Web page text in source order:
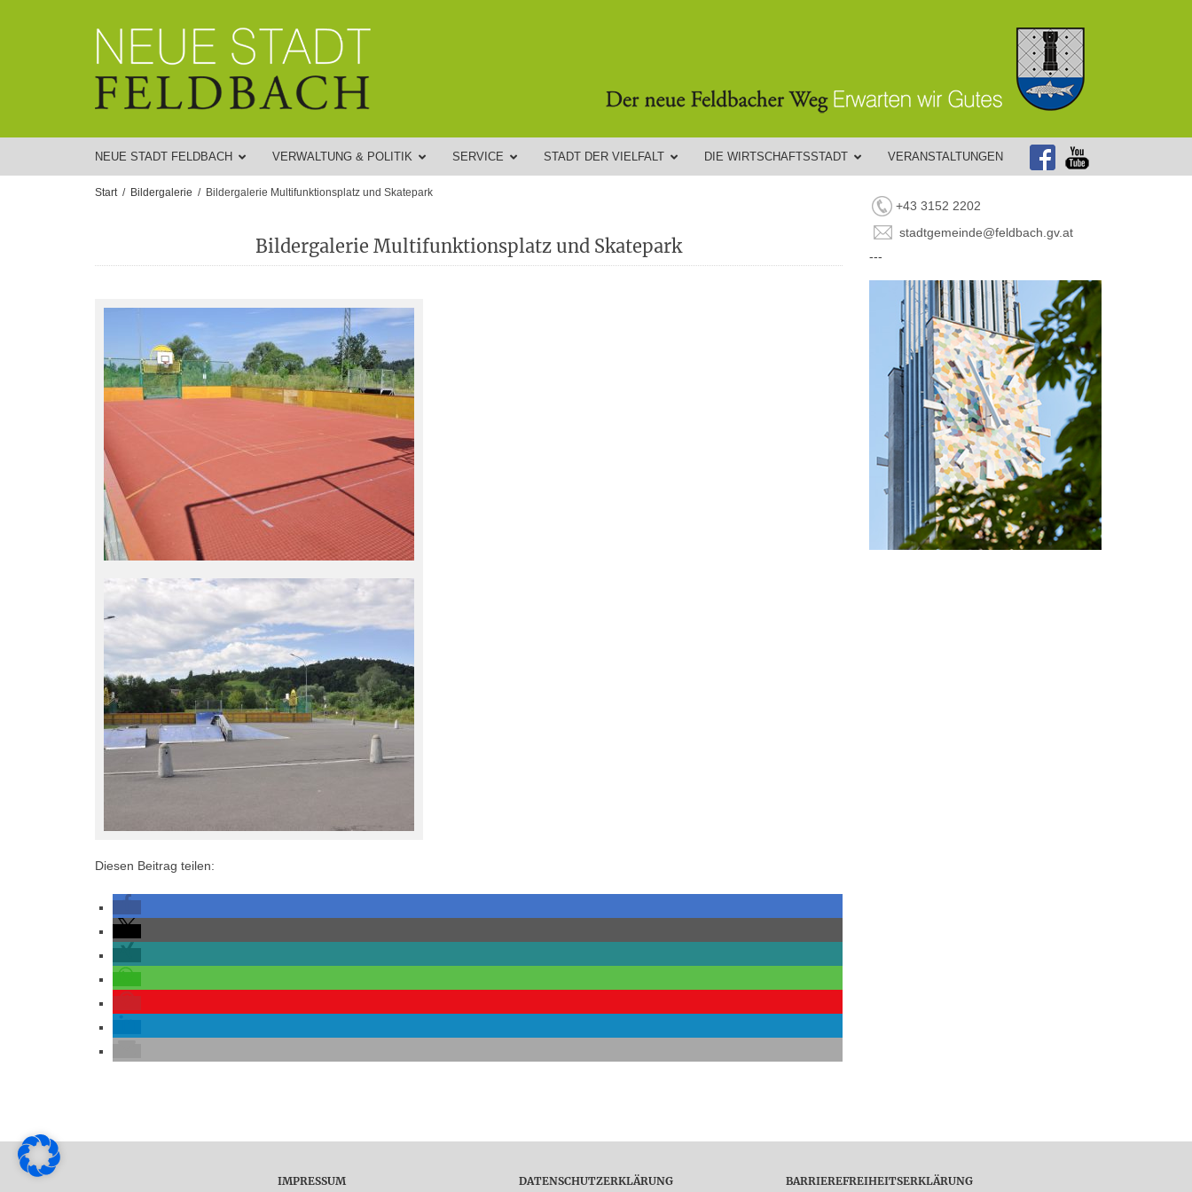
NEUE STADT FELDBACH VERWALTUNG & POLITIK SERVICE STADT DER VIELFALT DIE WIRTSCHAFTSSTADT VERANSTALTUNGEN
Start Bildergalerie Bildergalerie Multifunktionsplatz und Skatepark
Bildergalerie Multifunktionsplatz und Skatepark
Diesen Beitrag teilen:
+43 3152 2202
stadtgemeinde@feldbach.gv.at
---
IMPRESSUM DATENSCHUTZERKLÄRUNG BARRIEREFREIHEITSERKLÄRUNG